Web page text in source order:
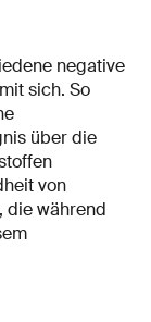
negative
sich. So
über die
von
die während